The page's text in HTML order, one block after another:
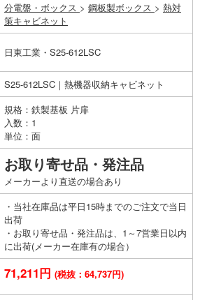
分電盤・ボックス > 鋼板製ボックス > 熱対
策キャビネット
日東工業・S25-612LSC
S25-612LSC｜熱機器収納キャビネット
規格：鉄製基板 片扉
入数：1
単位：面
お取り寄せ品・発注品
メーカーより直送の場合あり
・当社在庫品は平日15時までのご注文で当日
出荷
・お取り寄せ品・発注品は、1～7営業日以内
に出荷(メーカー在庫有の場合）
71,211円 (税抜：64,737円)